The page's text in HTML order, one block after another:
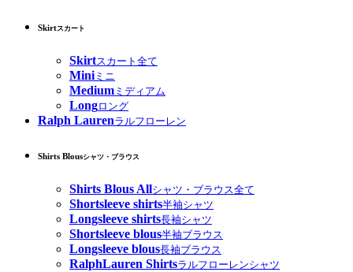
Skirtスカート
Skirtスカート全て
Miniミニ
Medium ミディアム
Longロング
Ralph Laurenラルフローレン
Shirts Blousシャツ・ブラウス
Shirts Blous Allシャツ・ブラウス全て
Shortsleeve shirts半袖シャツ
Longsleeve shirts長袖シャツ
Shortsleeve blous半袖ブラウス
Longsleeve blous長袖ブラウス
RalphLauren Shirtsラルフローレンシャツ